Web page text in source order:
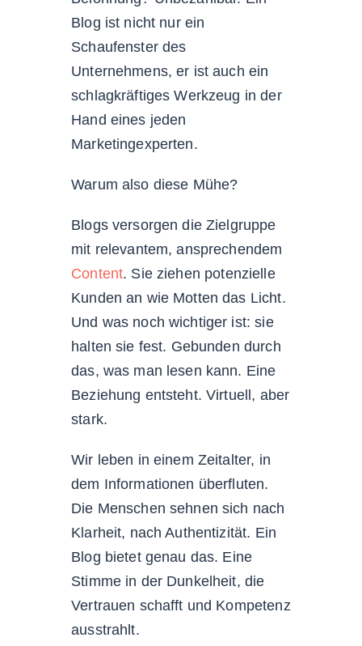
Blog ist nicht nur ein
Schaufenster des
Unternehmens, er ist auch ein
schlagkräftiges Werkzeug in der
Hand eines jeden
Marketingexperten.
Warum also diese Mühe?
Blogs versorgen die Zielgruppe
mit relevantem, ansprechendem
Content. Sie ziehen potenzielle
Kunden an wie Motten das Licht.
Und was noch wichtiger ist: sie
halten sie fest. Gebunden durch
das, was man lesen kann. Eine
Beziehung entsteht. Virtuell, aber
stark.
Wir leben in einem Zeitalter, in
dem Informationen überfluten.
Die Menschen sehnen sich nach
Klarheit, nach Authentizität. Ein
Blog bietet genau das. Eine
Stimme in der Dunkelheit, die
Vertrauen schafft und Kompetenz
ausstrahlt.